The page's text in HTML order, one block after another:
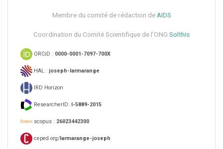
Membre du comité de rédaction de AIDS
Coordination du Comité Scientifique de l’ONG Solthis
ORCiD : 0000-0001-7097-700X
HAL : joseph-larmarange
IRD Horizon
ResearcherID: I-5889-2015
scopus : 26023442300
ceped.org/larmarange-joseph